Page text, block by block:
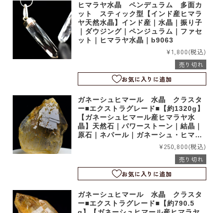
ヒマラヤ水晶 ペンデュラム 多面カ
ット スティック型【インド産ヒマラ
ヤ天然水晶】インド産｜水晶｜振り子
｜ダウジング｜ペンジュラム｜ファセ
ット｜ヒマラヤ水晶｜b9063
¥1,800(税込)
売り切れ
お気に入りに追加
ガネーシュヒマール 水晶 クラスタ
ー■エクストラグレード■【約1320g】
【ガネーシュヒマール産ヒマラヤ水
晶】天然石｜パワーストーン｜結晶｜
原石｜ネパール｜ガネーシュ・ヒマー
ル産｜ヒンドゥン｜シェルトン｜b685
¥250,800(税込)
売り切れ
お気に入りに追加
ガネーシュヒマール 水晶 クラスタ
ー■エクストラグレード■【約790.5